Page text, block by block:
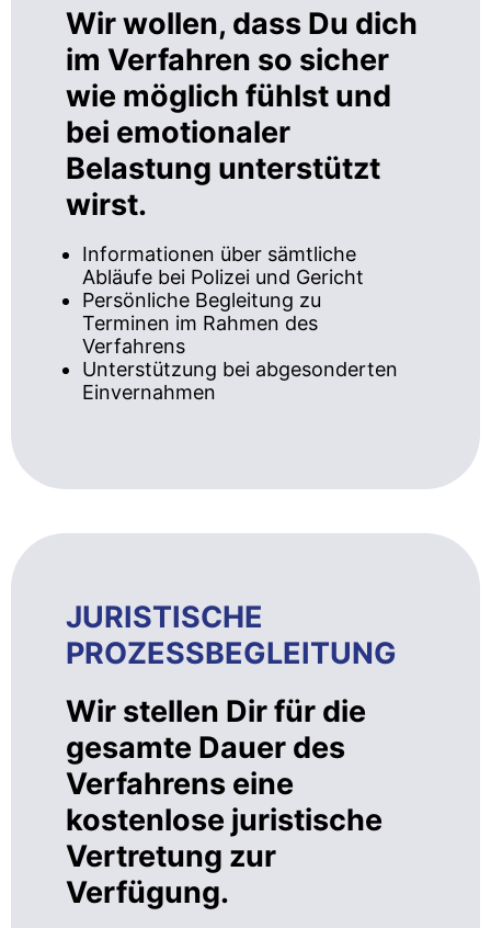
Wir wollen, dass Du dich
im Verfahren so sicher
wie möglich fühlst und
bei emotionaler
Belastung unterstützt
wirst.
Informationen über sämtliche
Abläufe bei Polizei und Gericht
Persönliche Begleitung zu
Terminen im Rahmen des
Verfahrens
Unterstützung bei abgesonderten
Einvernahmen
JURISTISCHE
PROZESSBEGLEITUNG
Wir stellen Dir für die
gesamte Dauer des
Verfahrens eine
kostenlose juristische
Vertretung zur
Verfügung.